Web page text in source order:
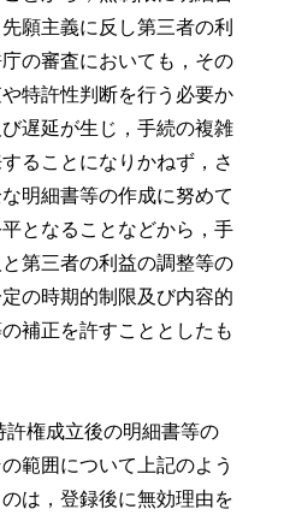
願主義に反し第三者の利
の審査においても，その
特許性判断を行う必要か
遅延が生じ，手続の複雑
ることになりかねず，さ
明細書等の作成に努めて
となることなどから，手
第三者の利益の調整等の
の時期的制限及び内容的
補正を許すこととしたも
権成立後の明細書等の
範囲について上記のよう
は，登録後に無効理由を